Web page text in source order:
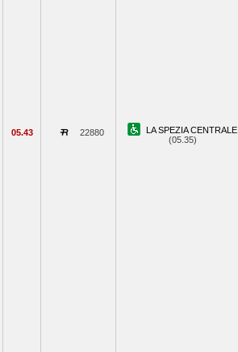
05.43 22880
LA SPEZIA CENTRALE
(05.35)